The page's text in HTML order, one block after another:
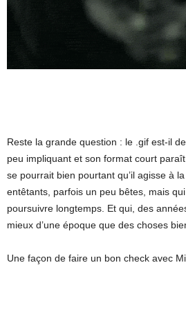
Reste la grande question : le .gif est-il
peu impliquant et son format court
se pourrait bien pourtant qu’il agisse à
entêtants, parfois un peu bêtes, mais
poursuivre longtemps. Et qui, des
mieux d’une époque que des choses
Une façon de faire un bon check avec